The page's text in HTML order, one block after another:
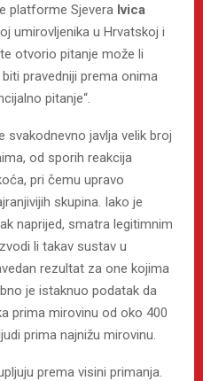
platforme Sjevera Ivica
umirovljenika u Hrvatskoj i
otvorio pitanje može li
pravedniji prema onima
pitanje“.
svakodnevno javlja velik broj
od sporih reakcija
pri čemu upravo
skupina. Iako je
naprijed, smatra legitimnim
li takav sustav u
rezultat za one kojima
je istaknuo podatak da
prima mirovinu od oko 400
prima najnižu mirovinu.
prema visini primanja.